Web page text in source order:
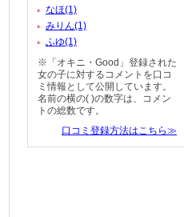
なほ(1)
みりん(1)
ふゆ(1)
※「オキニ・Good」登録された
女の子に対するコメントを口コ
ミ情報として公開しています。
名前の横の( )の数字は、コメン
トの総数です。
口コミ登録方法はこちら≫